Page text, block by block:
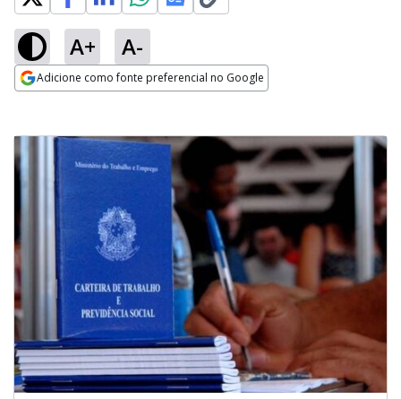
A+ A-
Adicione como fonte preferencial no Google